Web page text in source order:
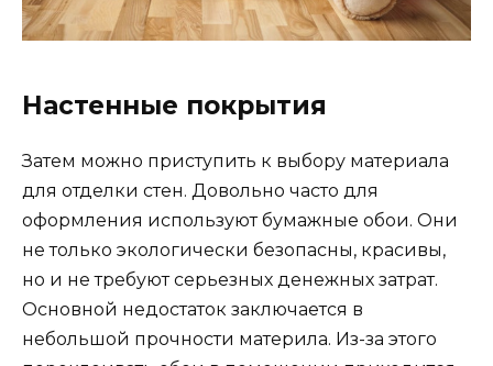
Настенные покрытия
Затем можно приступить к выбору материала
для отделки стен. Довольно часто для
оформления используют бумажные обои. Они
не только экологически безопасны, красивы,
но и не требуют серьезных денежных затрат.
Основной недостаток заключается в
небольшой прочности материла. Из-за этого